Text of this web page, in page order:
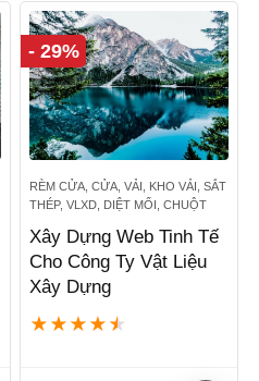
22.720.000 ₫.
15.000.000 ₫.
- 29%
RÈM CỬA, CỬA, VẢI, KHO VẢI, SẮT
THÉP, VLXD, DIỆT MỐI, CHUỘT
Xây Dựng Web Tinh Tế
Cho Công Ty Vật Liệu
Xây Dựng
★ ★ ★ ★ ★